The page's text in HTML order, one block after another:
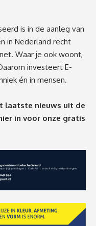
is in de aanleg van
in Nederland recht
Waar je ook woont,
investeert E-
én in mensen.
laatste nieuws uit de
in voor onze gratis